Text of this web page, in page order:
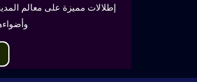
إطلالات مميزة على معالم